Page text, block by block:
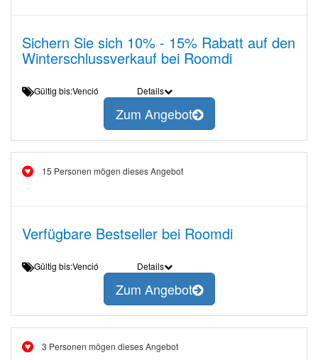
Sichern Sie sich 10% - 15% Rabatt auf den
Winterschlussverkauf bei Roomdi
Gültig bis:Venció Details
Zum Angebot
15 Personen mögen dieses Angebot
Verfügbare Bestseller bei Roomdi
Gültig bis:Venció Details
Zum Angebot
3 Personen mögen dieses Angebot